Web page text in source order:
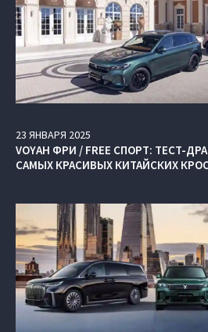
23 ЯНВАРЯ 2025
VOYAH ФРИ / FREE СПОРТ: ТЕСТ-
САМЫХ КРАСИВЫХ КИТАЙСКИХ